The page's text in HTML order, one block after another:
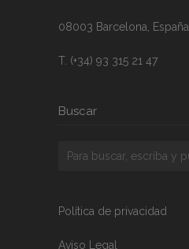
08003 Barcelona, España
T. (+34) 93 315 21 47
Buscar
Política de privacidad
Aviso Legal